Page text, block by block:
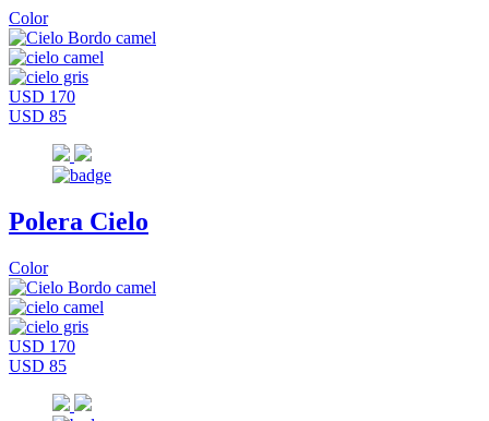
Color
USD 170
USD 85
Polera Cielo
Color
USD 170
USD 85